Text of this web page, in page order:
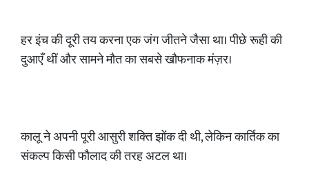
हर इंच की दूरी तय करना एक जंग जीतने जैसा था। पीछे रूही की
दुआएँ थीं और सामने मौत का सबसे खौफनाक मंज़र।
कालू ने अपनी पूरी आसुरी शक्ति झोंक दी थी, लेकिन कार्तिक का
संकल्प किसी फौलाद की तरह अटल था।